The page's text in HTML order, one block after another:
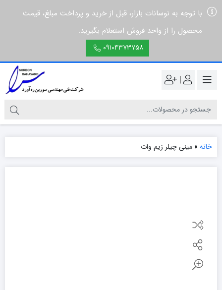
با توجه به نوسانات بازار، قبل از خرید و پرداخت مبلغ، قیمت
محصول را از واحد فروش استعلام بگیرید.
۰۹۱۰۴۳۷۳۷۵۸
|
خانه » مینی چیلر زیم وات